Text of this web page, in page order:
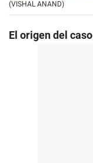
(VISHAL ANAND)
El origen del caso